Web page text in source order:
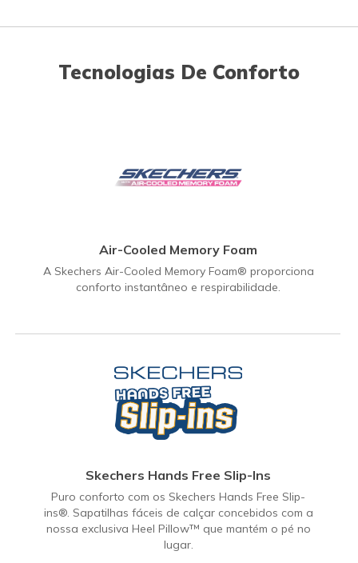
Tecnologias De Conforto
Air-Cooled Memory Foam
A Skechers Air-Cooled Memory Foam® proporciona
conforto instantâneo e respirabilidade.
Skechers Hands Free Slip-Ins
Puro conforto com os Skechers Hands Free Slip-
ins®. Sapatilhas fáceis de calçar concebidos com a
nossa exclusiva Heel Pillow™ que mantém o pé no
lugar.